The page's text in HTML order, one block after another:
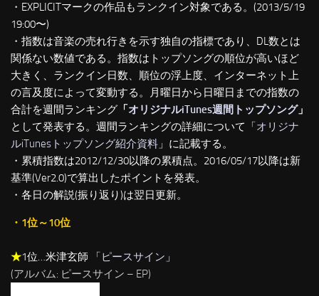
・EXPLICITマークの作品もランクイン対象である。(2013/5/19
19:00〜)
・指数は音楽の売れ行きを示す独自の指標であり、DL数とは
関係ない数値である。指数はトップソングの順位が高いほど
大きく、ランクイン日数、順位の浮上度、インターネット上
の言及度によって変動する。月曜日から日曜日までの指数の
合計を週間ランキング 「オリジナルiTunes週間トップソング」
として発表する。週間ランキングの詳細について「オリジナ
ルiTunesトップソング紹介資料 」に記載する。
・累積指数は2012/12/30以降の累積点。2016/05/17以降は新
基準(Ver2.0)で算出したポイントを発表。
・各日の解説(振り返り)は翌日更新。
・1位～10位
★1位…米津玄師 「ピースサイン 」
(アルバム: ピースサイン – EP)